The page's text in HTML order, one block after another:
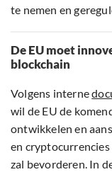
te nemen en
De EU moet
blockchain
Volgens interne
wil de EU de
ontwikkelen en
en
zal bevorderen. In